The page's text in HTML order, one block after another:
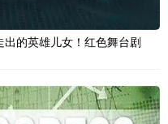
出的英雄儿女！红色舞台剧